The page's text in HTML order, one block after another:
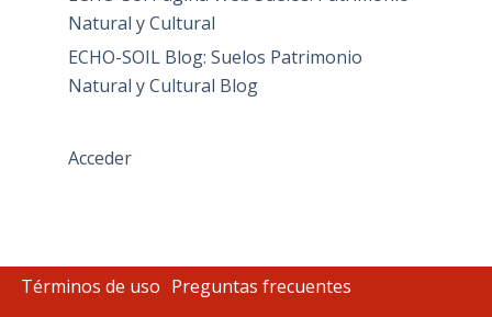
Natural y Cultural
ECHO-SOIL Blog: Suelos Patrimonio
Natural y Cultural Blog
Acceder
Términos de uso Preguntas frecuentes